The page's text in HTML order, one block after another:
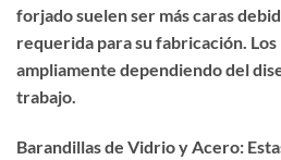
forjado suelen ser más caras
requerida para su fabricación.
ampliamente dependiendo del
trabajo.
Barandillas de Vidrio y Acero: